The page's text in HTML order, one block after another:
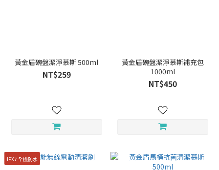
黃金盾碗盤潔淨慕斯 500ml
NT$259
黃金盾碗盤潔淨慕斯補充包
1000ml
NT$450
IPX7 全機防水